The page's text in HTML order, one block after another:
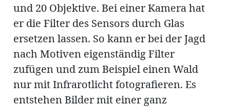
und 20 Objektive. Bei einer Kamera hat
er die Filter des Sensors durch Glas
ersetzen lassen. So kann er bei der Jagd
nach Motiven eigenständig Filter
zufügen und zum Beispiel einen Wald
nur mit Infrarotlicht fotografieren. Es
entstehen Bilder mit einer ganz